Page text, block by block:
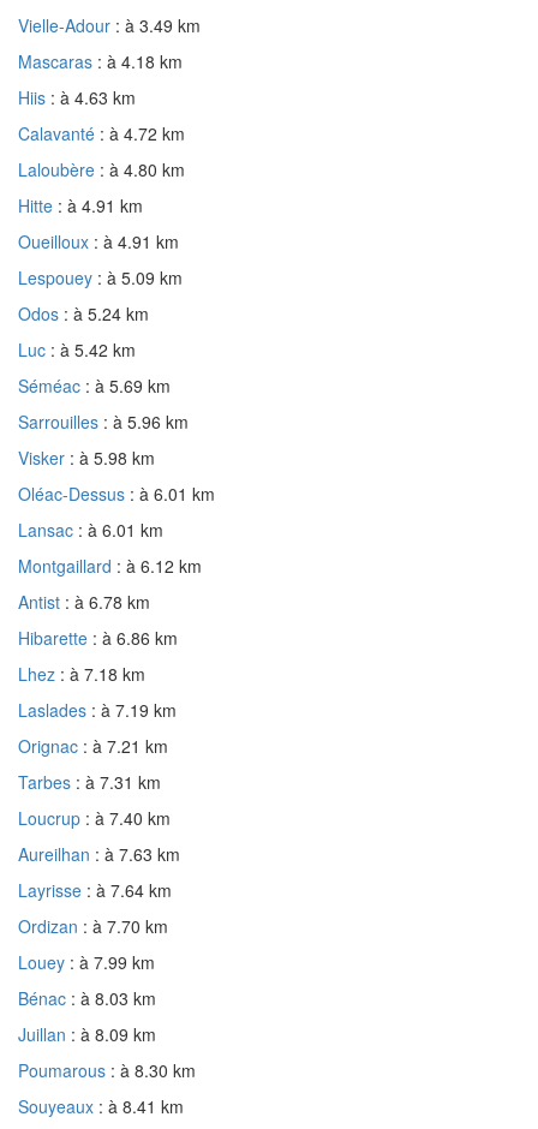
Vielle-Adour : à 3.49 km
Mascaras : à 4.18 km
Hiis : à 4.63 km
Calavanté : à 4.72 km
Laloubère : à 4.80 km
Hitte : à 4.91 km
Oueilloux : à 4.91 km
Lespouey : à 5.09 km
Odos : à 5.24 km
Luc : à 5.42 km
Séméac : à 5.69 km
Sarrouilles : à 5.96 km
Visker : à 5.98 km
Oléac-Dessus : à 6.01 km
Lansac : à 6.01 km
Montgaillard : à 6.12 km
Antist : à 6.78 km
Hibarette : à 6.86 km
Lhez : à 7.18 km
Laslades : à 7.19 km
Orignac : à 7.21 km
Tarbes : à 7.31 km
Loucrup : à 7.40 km
Aureilhan : à 7.63 km
Layrisse : à 7.64 km
Ordizan : à 7.70 km
Louey : à 7.99 km
Bénac : à 8.03 km
Juillan : à 8.09 km
Poumarous : à 8.30 km
Souyeaux : à 8.41 km